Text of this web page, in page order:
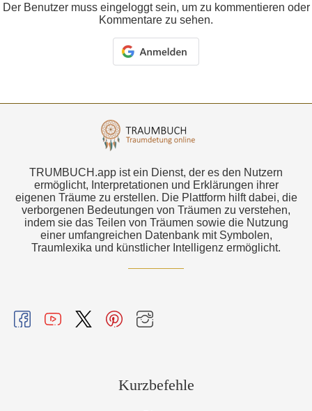
Der Benutzer muss eingeloggt sein, um zu kommentieren oder
Kommentare zu sehen.
TRUMBUCH.app ist ein Dienst, der es den Nutzern
ermöglicht, Interpretationen und Erklärungen ihrer
eigenen Träume zu erstellen. Die Plattform hilft dabei, die
verborgenen Bedeutungen von Träumen zu verstehen,
indem sie das Teilen von Träumen sowie die Nutzung
einer umfangreichen Datenbank mit Symbolen,
Traumlexika und künstlicher Intelligenz ermöglicht.
Kurzbefehle